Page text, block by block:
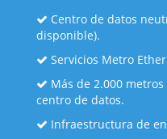
Centro de datos
disponible).
Servicios Metro
Más de 2.000
centro de datos.
Infraestructura de